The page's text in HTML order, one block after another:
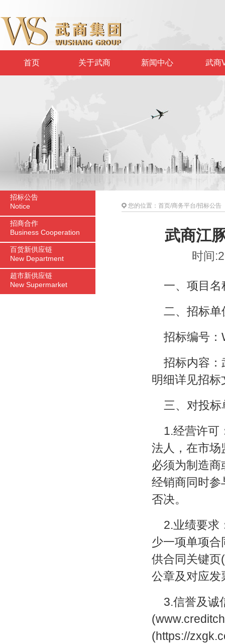
首页 关于武商 新闻中心 武商
招标公告
Notice
招商合作
Business Cooperation
百货新供应链
New Department
超市新供应链
New Supermarket
您的位置： 首页/商务平台/招标公告
武商江
时间
一、项目
二、招标单
招标编号
招标内容
明细详见招标
三、对投
1.经营许可
法人，在市场
必须为制造
经销商同时参
否决。
2.业绩要求
少一项单项
供合同关键页
公章及对应发
3.信誉及诚
(https://